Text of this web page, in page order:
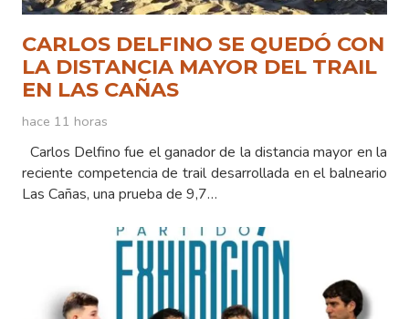
CARLOS DELFINO SE QUEDÓ CON
LA DISTANCIA MAYOR DEL TRAIL
EN LAS CAÑAS
hace 11 horas
Carlos Delfino fue el ganador de la distancia mayor en la
reciente competencia de trail desarrollada en el balneario
Las Cañas, una prueba de 9,7…